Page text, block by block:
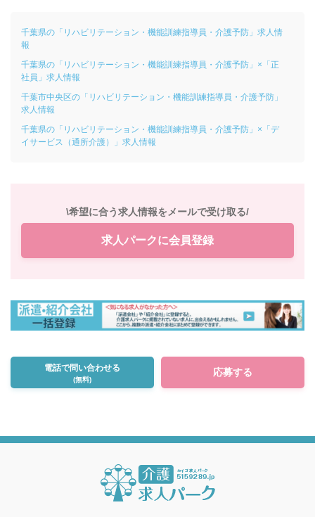
千葉県の「リハビリテーション・機能訓練指導員・介護予防」求人情
報
千葉県の「リハビリテーション・機能訓練指導員・介護予防」×「正
社員」求人情報
千葉市中央区の「リハビリテーション・機能訓練指導員・介護予防」
求人情報
千葉県の「リハビリテーション・機能訓練指導員・介護予防」×「デ
イサービス（通所介護）」求人情報
\希望に合う求人情報をメールで受け取る/
求人パークに会員登録
電話で問い合わせる
(無料)
応募する